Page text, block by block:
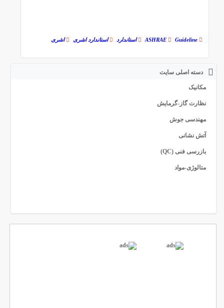
ASHRAE Guideline استاندارد استاندارد اشری اشری
دسته اصلی سایت
مکانیک
نظارت گاز-گرمایش
مهندسی جوش
آتش نشانی
بازرسی فنی (QC)
متالوژی-مواد